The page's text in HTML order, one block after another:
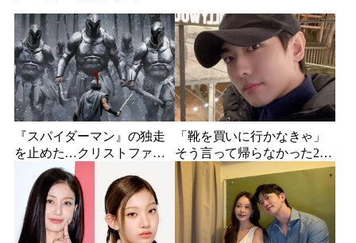
『スパイダーマン』の独走
を止めた…クリストファ
ー・ノーラン史上最大、390
億円の超大作がついに韓国
上陸
「靴を買いに行かなきゃ」
そう言って帰らなかった24
歳俳優…28歳の誕生日、母
が玄関に置いた“届かない贈
り物”